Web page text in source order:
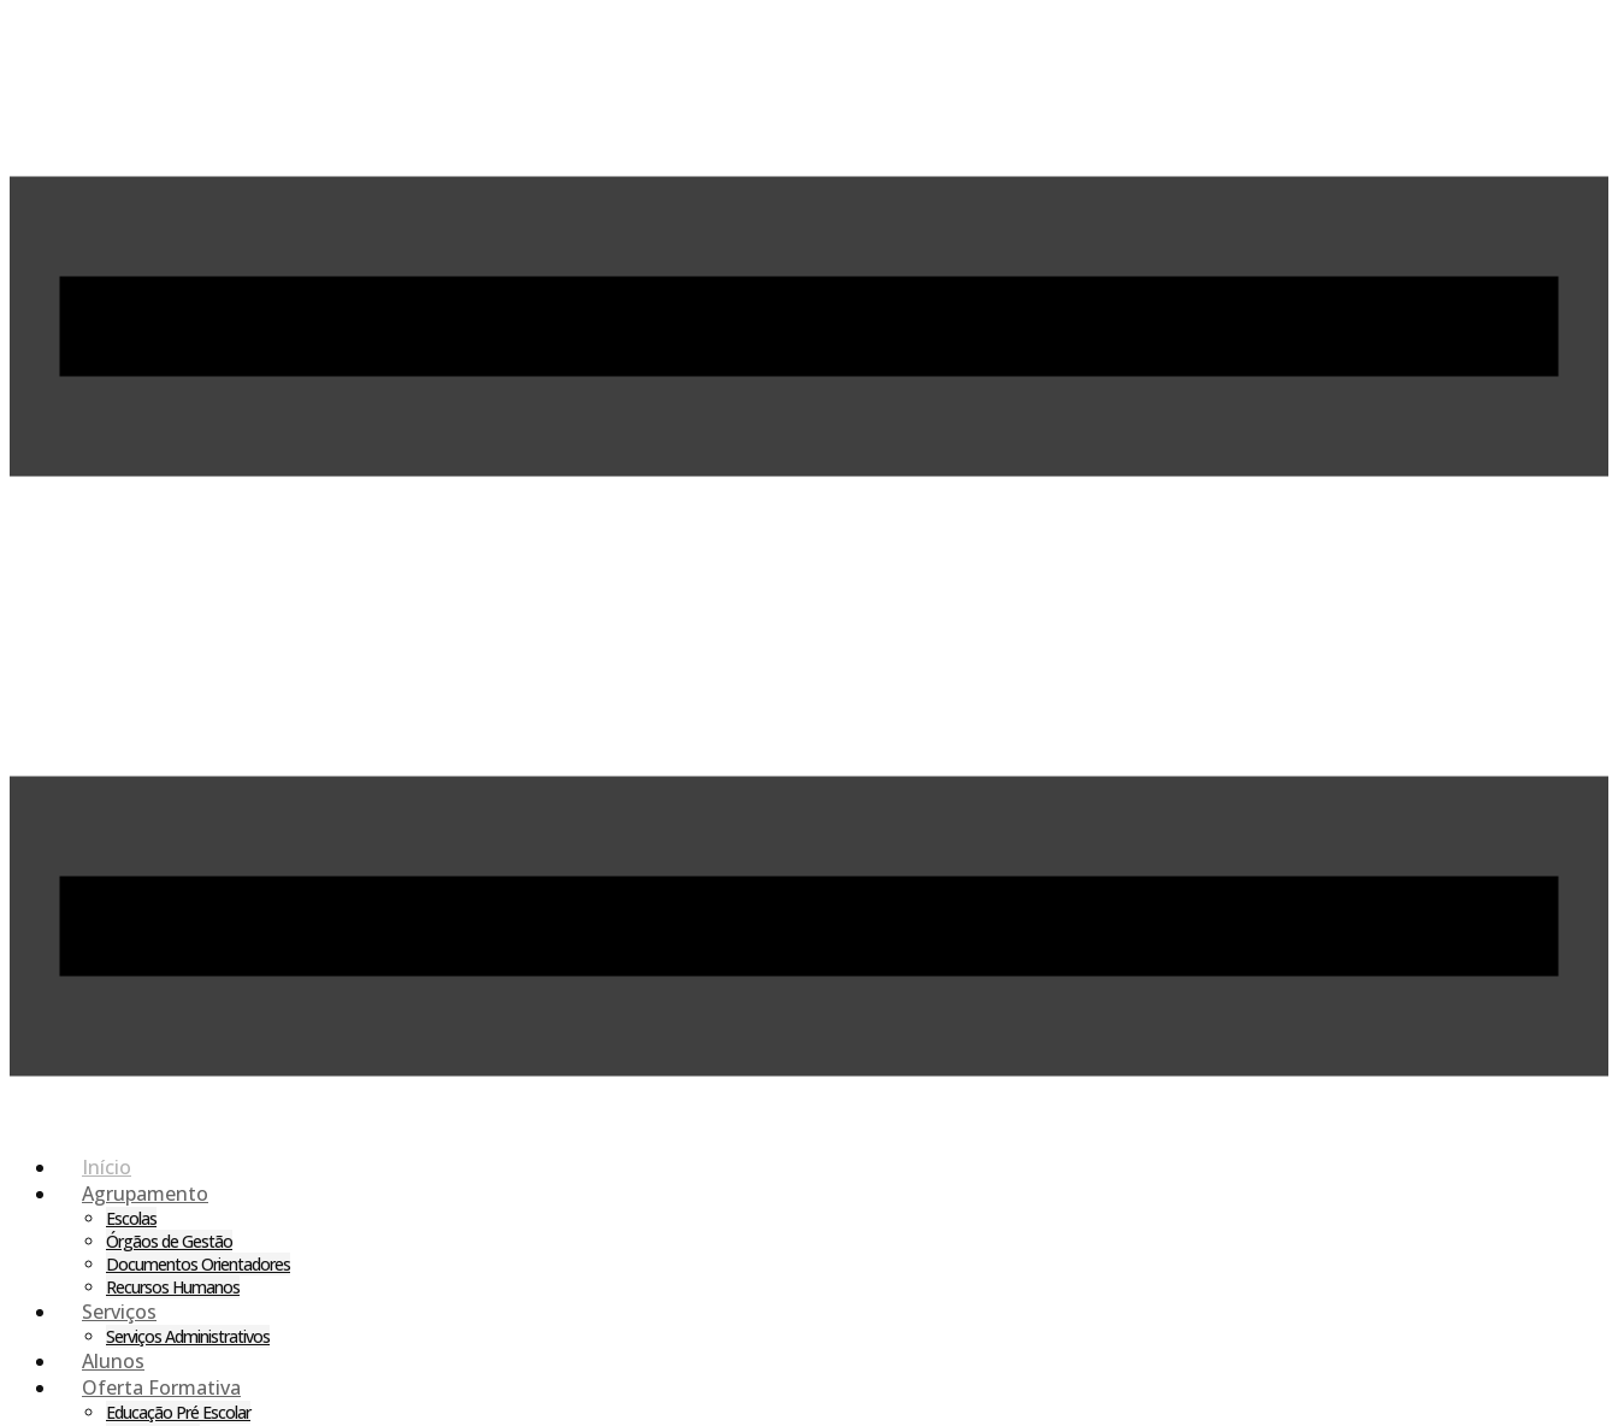
Início
Agrupamento
Escolas
Órgãos de Gestão
Documentos Orientadores
Recursos Humanos
Serviços
Serviços Administrativos
Alunos
Oferta Formativa
Educação Pré Escolar